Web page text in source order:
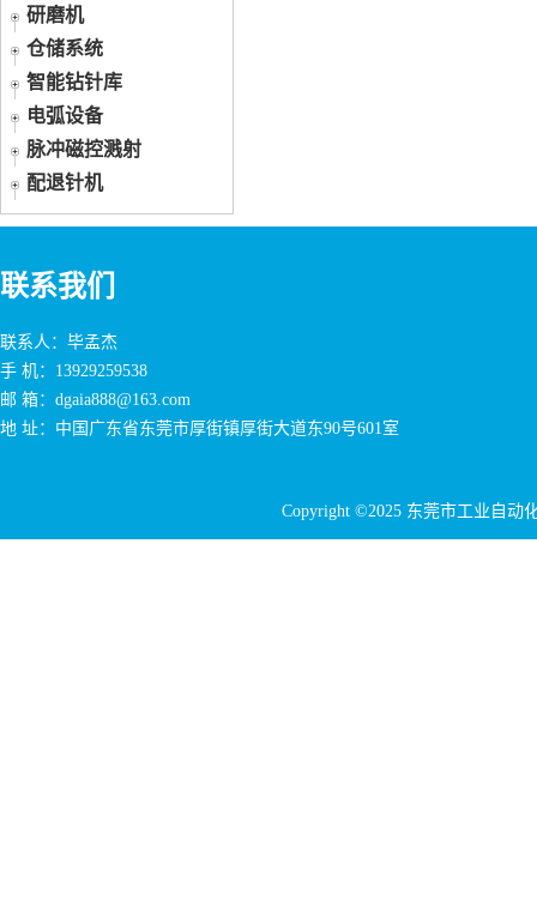
研磨机
仓储系统
智能钻针库
电弧设备
脉冲磁控溅射
配退针机
联系我们
联系人：毕孟杰
手 机：13929259538
邮 箱：dgaia888@163.com
地 址：中国广东省东莞市厚街镇厚街大道东90号601室
Copyright ©2025 东莞市工业自动